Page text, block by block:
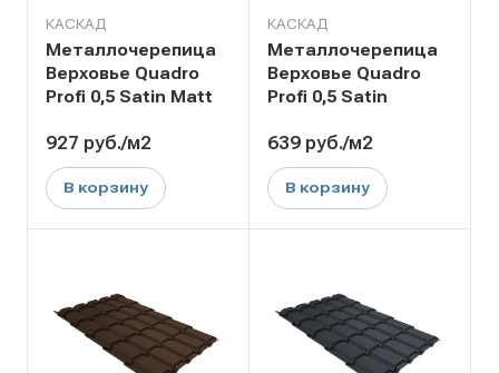
КАСКАД
Металлочерепица
Верховье Quadro
Profi 0,5 Satin Matt
927 руб./м2
В корзину
КАСКАД
Металлочерепица
Верховье Quadro
Profi 0,5 Satin
639 руб./м2
В корзину